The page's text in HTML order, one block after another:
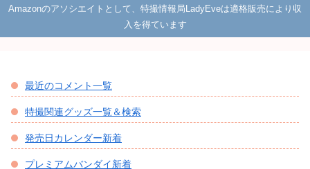
Amazonのアソシエイトとして、特撮情報局LadyEveは適格販売により収
入を得ています
最近のコメント一覧
特撮関連グッズ一覧＆検索
発売日カレンダー新着
プレミアムバンダイ新着